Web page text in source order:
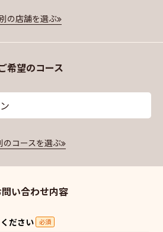
別の店舗を選ぶ
希望のコース
のコースを選ぶ
い合わせ内容
ださい 必須